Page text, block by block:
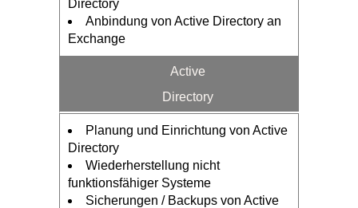
Directory
Anbindung von Active Directory an
Exchange
Active
Directory
Planung und Einrichtung von Active
Directory
Wiederherstellung nicht
funktionsfähiger Systeme
Sicherungen / Backups von Active